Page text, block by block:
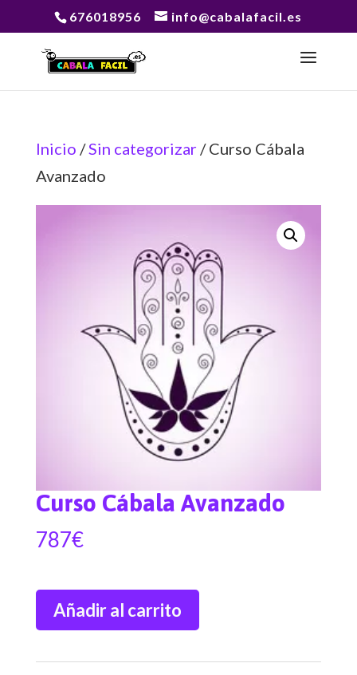
676018956 info@cabalafacil.es
Inicio /Sin categorizar/ Curso Cábala
Avanzado
Curso Cábala Avanzado
787€
Curso
Cábala
Avanzado
Añadir al carrito